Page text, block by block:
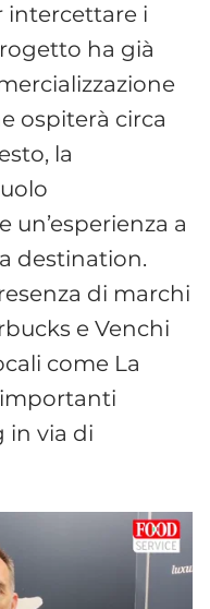
intercettare i
ha già
ospiterà circa
la
a
destination.
di marchi
e Venchi
come La
importanti
in via di